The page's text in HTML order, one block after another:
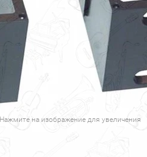
Нажмите на изображение для увеличения